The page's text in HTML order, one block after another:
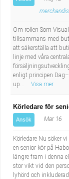
Hälso- och
Industriell
Kultur,
Militärt
Naturbruk
Personlig
Lärare i
Om rollen Som
tillsammans med
att säkerställa att
linje med våra
enligt principen
up...
Visa mer
Körledare för
Ansök Mar 16
Körledare Nu söker
en senior kör på
längre fram i denna
stor vikt vid den
lyhörd och